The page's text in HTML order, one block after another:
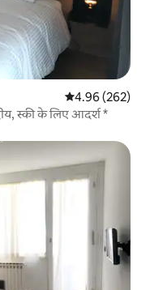
औसत रेटिंग 5 में से
4.96 (262)
स्की के लिए आदर्श *